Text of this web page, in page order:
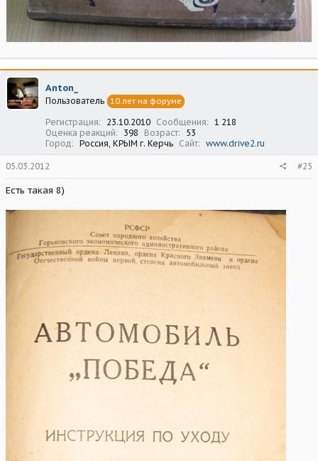
Anton_
Пользователь 10 лет на форуме
Регистрация 23.10.2010 Сообщения
1 218
Оценка реакций
398 Возраст
53
Город
Россия, КРЫМ г. Керчь Сайт www.drive2.ru
05.03.2012 #25
Есть такая 8)